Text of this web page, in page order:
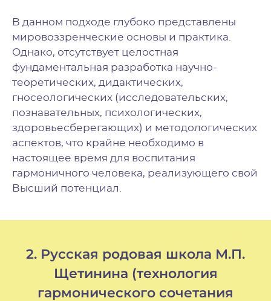
В данном подходе глубоко представлены
мировоззренческие основы и практика.
Однако, отсутствует целостная
фундаментальная разработка научно-
теоретических, дидактических,
гносеологических (исследовательских,
познавательных, психологических,
здоровьесберегающих) и методологических
аспектов, что крайне необходимо в
настоящее время для воспитания
гармоничного человека, реализующего свой
Высший потенциал.
2. Русская родовая школа М.П.
Щетинина (технология
гармонического сочетания